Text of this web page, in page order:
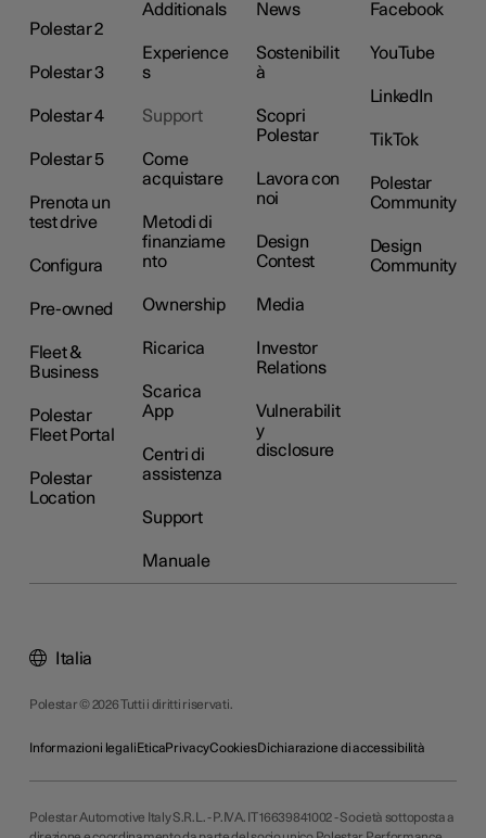
Polestar 2
Polestar 3
Polestar 4
Polestar 5
Prenota un
test drive
Configura
Pre-owned
Fleet &
Business
Polestar
Fleet Portal
Polestar
Location
Additionals
Experience
s
Support
Come
acquistare
Metodi di
finanziame
nto
Ownership
Ricarica
Scarica
App
Centri di
assistenza
Support
Manuale
News
Sostenibilit
à
Scopri
Polestar
Lavora con
noi
Design
Contest
Media
Investor
Relations
Vulnerabilit
y
disclosure
Facebook
YouTube
LinkedIn
TikTok
Polestar
Community
Design
Community
Polestar © 2026 Tutti i diritti riservati.
Informazioni legali EticaPrivacyCookiesDichiarazione di accessibilità
Italia
Polestar Automotive Italy S.R.L. - P.IVA. IT 16639841002 - Società sottoposta a